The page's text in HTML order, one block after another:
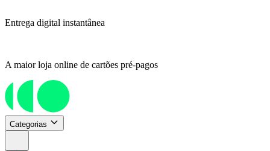
Entrega digital instantânea
A maior loja online de cartões pré-pagos
Categorias